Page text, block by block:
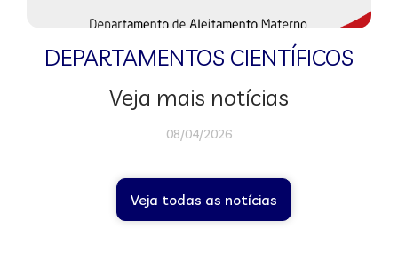
DEPARTAMENTOS CIENTÍFICOS
Veja mais notícias
08/04/2026
Veja todas as notícias